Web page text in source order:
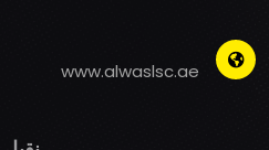
www.alwaslsc.ae